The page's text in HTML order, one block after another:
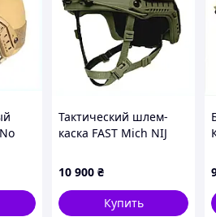
Тактический шлем-
каска FAST Mich NIJ
8MHK766254
10 900 ₴
Купить